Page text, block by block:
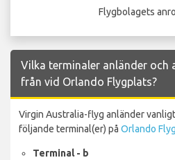
Flygbolagets
Vilka terminaler anländer och
från vid Orlando Flygplats?
Virgin Australia-flyg anländer
följande terminal(er) på Orlando
Terminal - b